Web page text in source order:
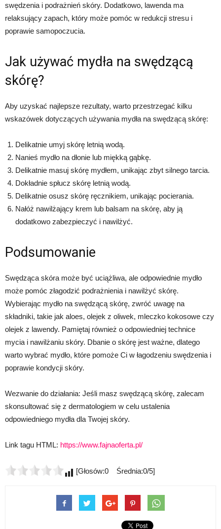
swędzenia i podrażnień skóry. Dodatkowo, lawenda ma
relaksujący zapach, który może pomóc w redukcji stresu i
poprawie samopoczucia.
Jak używać mydła na swędzącą
skórę?
Aby uzyskać najlepsze rezultaty, warto przestrzegać kilku
wskazówek dotyczących używania mydła na swędzącą skórę:
Delikatnie umyj skórę letnią wodą.
Nanieś mydło na dłonie lub miękką gąbkę.
Delikatnie masuj skórę mydłem, unikając zbyt silnego tarcia.
Dokładnie spłucz skórę letnią wodą.
Delikatnie osusz skórę ręcznikiem, unikając pocierania.
Nałóż nawilżający krem lub balsam na skórę, aby ją
dodatkowo zabezpieczyć i nawilżyć.
Podsumowanie
Swędząca skóra może być uciążliwa, ale odpowiednie mydło
może pomóc złagodzić podrażnienia i nawilżyć skórę.
Wybierając mydło na swędzącą skórę, zwróć uwagę na
składniki, takie jak aloes, olejek z oliwek, mleczko kokosowe czy
olejek z lawendy. Pamiętaj również o odpowiedniej technice
mycia i nawilżaniu skóry. Dbanie o skórę jest ważne, dlatego
warto wybrać mydło, które pomoże Ci w łagodzeniu swędzenia i
poprawie kondycji skóry.
Wezwanie do działania: Jeśli masz swędzącą skórę, zalecam
skonsultować się z dermatologiem w celu ustalenia
odpowiedniego mydła dla Twojej skóry.
Link tagu HTML: https://www.fajnaoferta.pl/
[Głosów:0 Średnia:0/5]